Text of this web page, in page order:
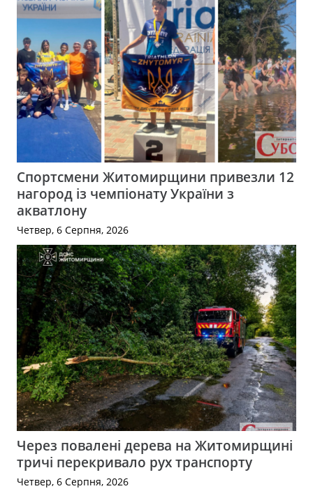
Спортсмени Житомирщини привезли 12
нагород із чемпіонату України з
акватлону
Четвер, 6 Серпня, 2026
Через повалені дерева на Житомирщині
тричі перекривало рух транспорту
Четвер, 6 Серпня, 2026